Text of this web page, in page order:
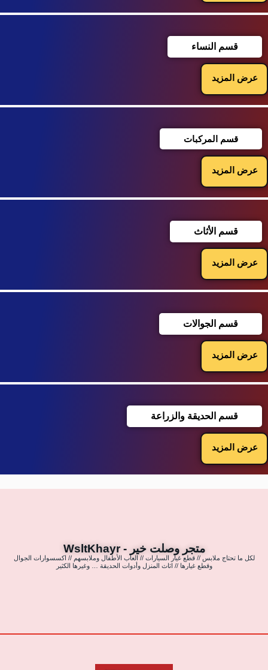
قسم النساء
عرض المزيد
قسم المركبات
عرض المزيد
قسم الأثاث
عرض المزيد
قسم الجوالات
عرض المزيد
قسم الحديقة والزراعة
عرض المزيد
متجر وصلت خير - WsltKhayr
لكل ما تحتاج ملابس // قطع غيار السيارات // العاب الأطفال وملابسهم // اكسسوارات الجوال
وقطع غيارها // اثاث المنزل وأدوات الحديقة … وغيرها الكثير